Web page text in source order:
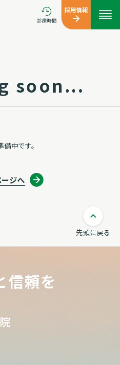
診療時間
採用情報
soon...
備中です。
ジへ
先頭に戻る
信頼を